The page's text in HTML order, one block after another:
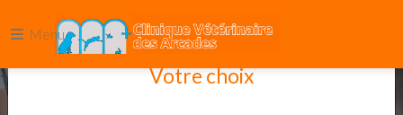
Menu
Votre choix